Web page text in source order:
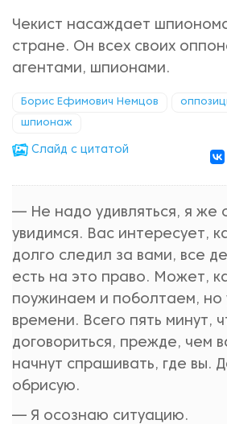
Чекист насаждает
стране. Он всех своих
агентами, шпионами.
Борис Ефимович Немцов
шпионаж
Cлайд с цитатой
— Не надо удивляться, я же
увидимся. Вас интересует,
долго следил за вами, все
есть на это право. Может,
поужинаем и поболтаем, но
времени. Всего пять минут,
договориться, прежде, чем
начнут спрашивать, где вы.
обрисую.
— Я осознаю ситуацию.